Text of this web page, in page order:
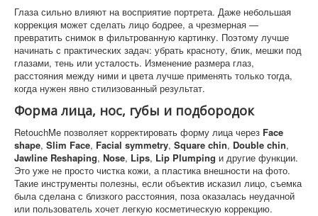
Глаза сильно влияют на восприятие портрета. Даже небольшая
коррекция может сделать лицо бодрее, а чрезмерная —
превратить снимок в фильтрованную картинку. Поэтому лучше
начинать с практических задач: убрать красноту, блик, мешки под
глазами, тень или усталость. Изменение размера глаз,
расстояния между ними и цвета лучше применять только тогда,
когда нужен явно стилизованный результат.
Форма лица, нос, губы и подбородок
RetouchMe позволяет корректировать форму лица через Face
shape, Slim Face, Facial symmetry, Square chin, Double chin,
Jawline Reshaping, Nose, Lips, Lip Plumping и другие функции.
Это уже не просто чистка кожи, а пластика внешности на фото.
Такие инструменты полезны, если объектив исказил лицо, съемка
была сделана с близкого расстояния, поза оказалась неудачной
или пользователь хочет легкую косметическую коррекцию.